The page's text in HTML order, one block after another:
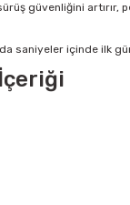
güvenliğini artırır,
saniyeler içinde ilk